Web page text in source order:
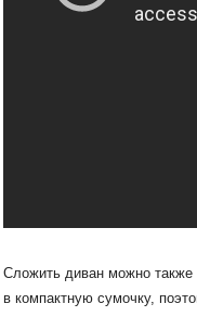
Сложить диван можно также
в компактную сумочку,